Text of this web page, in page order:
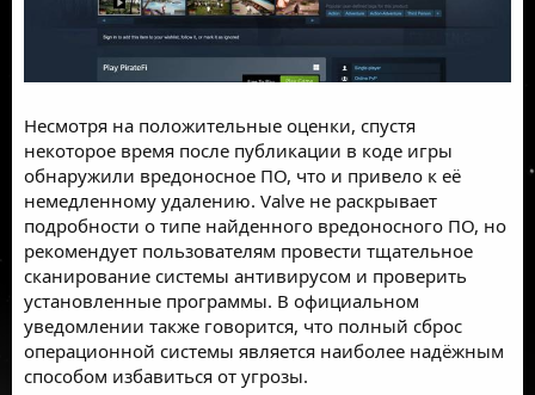
Несмотря на положительные оценки, спустя
некоторое время после публикации в коде игры
обнаружили вредоносное ПО, что и привело к её
немедленному удалению. Valve не раскрывает
подробности о типе найденного вредоносного ПО, но
рекомендует пользователям провести тщательное
сканирование системы антивирусом и проверить
установленные программы. В официальном
уведомлении также говорится, что полный сброс
операционной системы является наиболее надёжным
способом избавиться от угрозы.